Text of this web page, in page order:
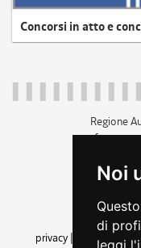
Noi
di
leggi
Concorsi in atto e
Regione
c.f.
privacy
cookie |note